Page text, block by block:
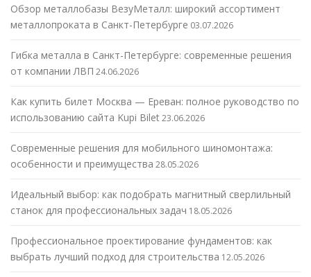
Обзор металлобазы ВезуМеталл: широкий ассортимент
металлопроката в Санкт-Петербурге 03.07.2026
Гибка металла в Санкт-Петербурге: современные решения
от компании ЛВП 24.06.2026
Как купить билет Москва — Ереван: полное руководство по
использованию сайта Kupi Bilet23.06.2026
Современные решения для мобильного шиномонтажа:
особенности и преимущества 28.05.2026
Идеальный выбор: как подобрать магнитный сверлильный
станок для профессиональных задач 18.05.2026
Профессиональное проектирование фундаментов: как
выбрать лучший подход для строительства 12.05.2026